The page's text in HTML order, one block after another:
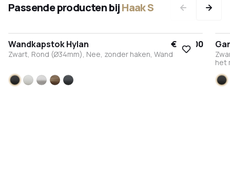
Passende producten bijHaak S
Wandkapstok Hylan € 104,00
Zwart, Rond (Ø34mm), Nee, zonder haken, Wand
ZwartWitRVSBronsAntraciet
het